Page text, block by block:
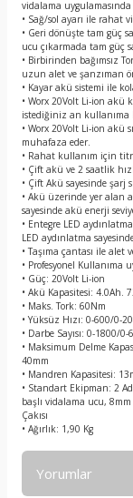
vidalama
• Sağ/sol ayarı ile rahat
• Geri dönüşte tam güç
ucu çıkarmada tam güç
• Birbirinden bağımsız
uzun alet ve şanzıman
• Kayar akü sistemi ile
• Worx 20Volt Li-ion akü
istediğiniz an kullanıma
• Worx 20Volt Li-ion akü
muhafaza eder.
• Rahat kullanım için
• Çift akü ve 2 saatlik
• Çift Akü sayesinde şarj
• Akü üzerinde yer alan
sayesinde akü enerji
• Entegre LED
LED aydınlatma
• Taşıma çantası ile
• Profesyonel Kullanıma
• Güç: 20Volt Li-ion
• Akü Kapasitesi: 4.0Ah.
• Maks. Tork: 60Nm
• Yüksüz Hızı: 0-600/0-
• Darbe Sayısı: 0-1800/
• Maksimum Delme
40mm
• Mandren Kapasitesi:
• Standart Ekipman: 2
başlı vidalama ucu,
Çakısı
• Ağırlık: 1,90 Kg
Yorumlar